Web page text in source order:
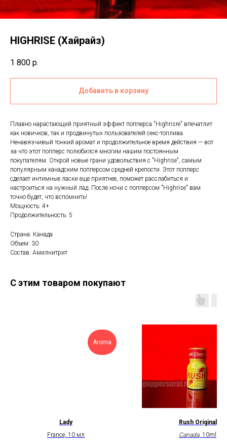
HIGHRISE (Хайрайз)
1 800 р.
Добавить в корзину
Плавно нарастающий приятный эффект попперса "Highrisre" впечатлит
как новичков, так и продвинутых пользователей секс-топлива.
Ненавязчивый тонкий аромат и продолжительное время действия — вот
за что этот попперс полюбился многим нашим постоянным
покупателям. Открой новые грани удовольствия с "Highrise", самым
популярным канадским попперсом средней крепости. Этот попперс
сделает интимные ласки еще приятнее, поможет расслабиться и
настроиться на нужный лад. После ночи с попперсом "Highrise" вам
точно будет, что вспомнить!
Мощность: 4+
Продолжительность: 5
Страна: Канада
Объем: 30
Состав: Амилнитрит
С этим товаром покупают
Aroma
Lady
France, 10 мл
Rush Original
Canada, 10ml